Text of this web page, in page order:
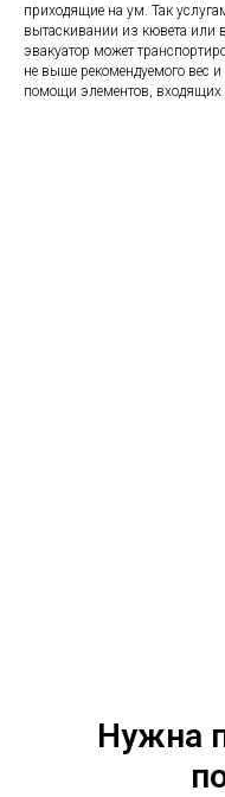
приходящие на ум. Так
вытаскивании из кювета или
эвакуатор может
не выше рекомендуемого вес
помощи элементов, входящих
Нужна